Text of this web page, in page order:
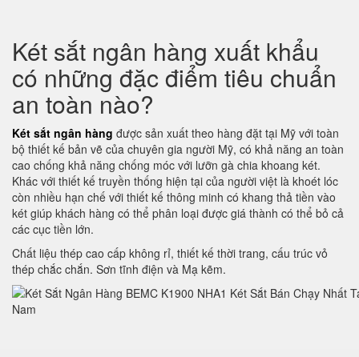
Két sắt ngân hàng xuất khẩu
có những đặc điểm tiêu chuẩn
an toàn nào?
Két sắt ngân hàng được sản xuất theo hàng đặt tại Mỹ với toàn
bộ thiết kế bản vẽ của chuyên gia người Mỹ, có khả năng an toàn
cao chống khả năng chống móc với lưỡn gà chia khoang két.
Khác với thiết kế truyền thống hiện tại của người việt là khoét lóc
còn nhiều hạn chế với thiết kế thông minh có khang thả tiền vào
két giúp khách hàng có thể phân loại được giá thành có thể bỏ cả
các cục tiền lớn.
Chất liệu thép cao cấp không rỉ, thiết kế thời trang, cấu trúc vỏ
thép chắc chắn. Sơn tĩnh điện và Mạ kẽm.